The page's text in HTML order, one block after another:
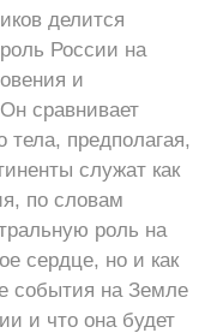
делится
России на
и
сравнивает
тела, предполагая,
служат как
по словам
роль на
сердце, но и как
события на Земле
и что она будет